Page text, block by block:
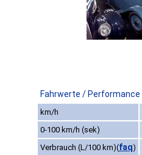
Fahrwerte / Performance
km/h
0-100 km/h (sek)
Verbrauch (L/100 km)(faq)